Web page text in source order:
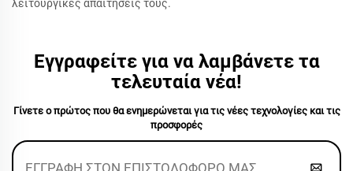
λειτουργικές απαιτήσεις τους.
Εγγραφείτε για να λαμβάνετε τα
τελευταία νέα!
Γίνετε ο πρώτος που θα ενημερώνεται για τις νέες τεχνολογίες και τις
προσφορές